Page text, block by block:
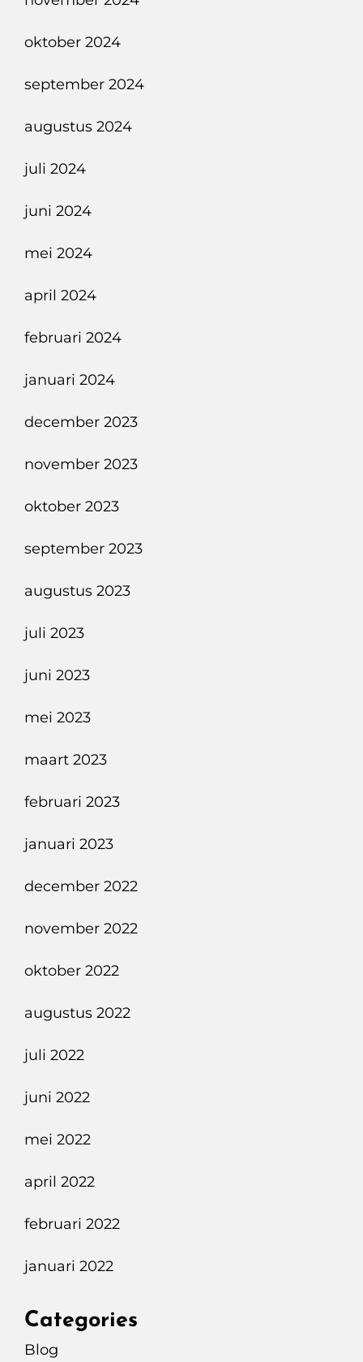
oktober 2024
september 2024
augustus 2024
juli 2024
juni 2024
mei 2024
april 2024
februari 2024
januari 2024
december 2023
november 2023
oktober 2023
september 2023
augustus 2023
juli 2023
juni 2023
mei 2023
maart 2023
februari 2023
januari 2023
december 2022
november 2022
oktober 2022
augustus 2022
juli 2022
juni 2022
mei 2022
april 2022
februari 2022
januari 2022
Categories
Blog